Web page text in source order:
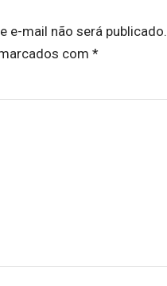
e-mail não será publicado.
com *